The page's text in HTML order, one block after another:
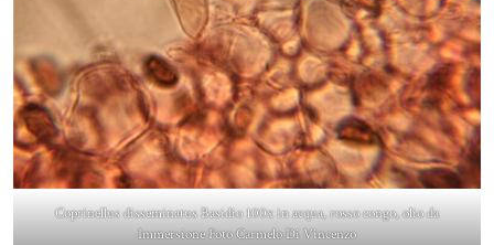
Coprinellus disseminatus Basidio 100x in acqua, rosso congo, olio da
Immersione Foto Carmelo Di Vincenzo